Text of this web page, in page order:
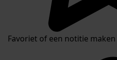
Favoriet of een notitie maken